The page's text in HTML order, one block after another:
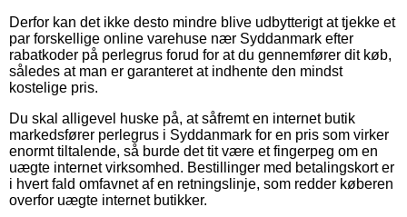
Derfor kan det ikke desto mindre blive udbytterigt at tjekke et
par forskellige online varehuse nær Syddanmark efter
rabatkoder på perlegrus forud for at du gennemfører dit køb,
således at man er garanteret at indhente den mindst
kostelige pris.
Du skal alligevel huske på, at såfremt en internet butik
markedsfører perlegrus i Syddanmark for en pris som virker
enormt tiltalende, så burde det tit være et fingerpeg om en
uægte internet virksomhed. Bestillinger med betalingskort er
i hvert fald omfavnet af en retningslinje, som redder køberen
overfor uægte internet butikker.